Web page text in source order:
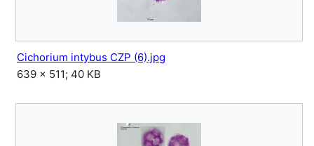
Cichorium intybus CZP (6).jpg
639 × 511; 40 KB